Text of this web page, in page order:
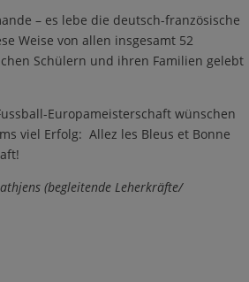
– es lebe die deutsch-französische
Weise von allen insgesamt 52
Schülern und ihren Familien gelebt
Europameisterschaft wünschen
viel Erfolg: Allez les Bleus et Bonne
(begleitende Leherkräfte/